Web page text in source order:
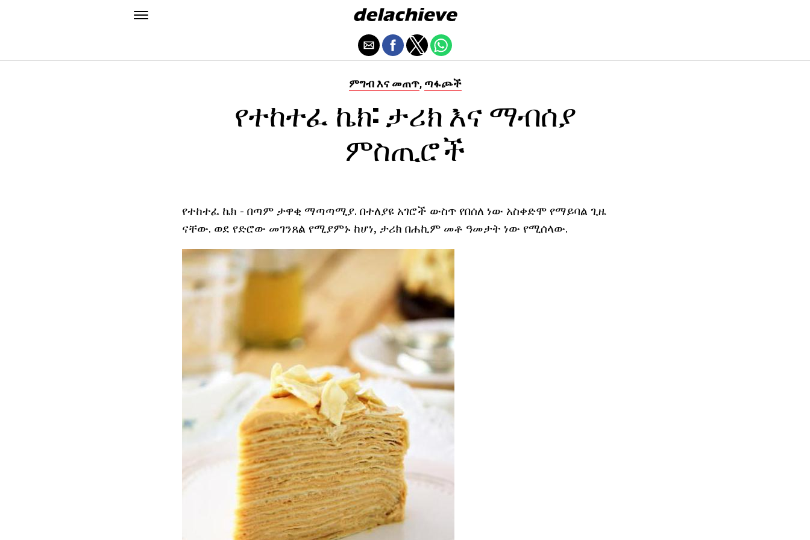
ምግብ እና መጠጥ, ጣፋጮች
የተከተፈ ኬክ: ታሪክ እና ማብሰያ
ምስጢሮች
የተከተፈ ኬክ - በጣም ታዋቂ ማጣጣሚያ. በተለያዩ አገሮች ውስጥ የበሰለ ነው አስቀድሞ የማይባል ጊዜ
ናቸው. ወደ የድሮው መገንጸል የሚያምኑ ከሆነ, ታሪክ በሐኪም መቶ ዓመታት ነው የሚሰላው.